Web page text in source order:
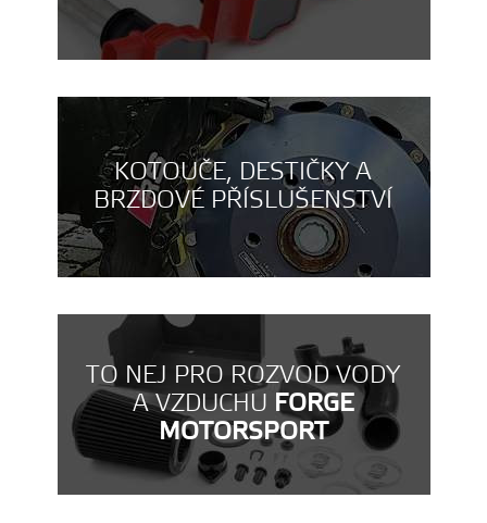
KOTOUČE, DESTIČKY A
BRZDOVÉ PŘÍSLUŠENSTVÍ
TO NEJ PRO ROZVOD VODY
A VZDUCHU FORGE
MOTORSPORT